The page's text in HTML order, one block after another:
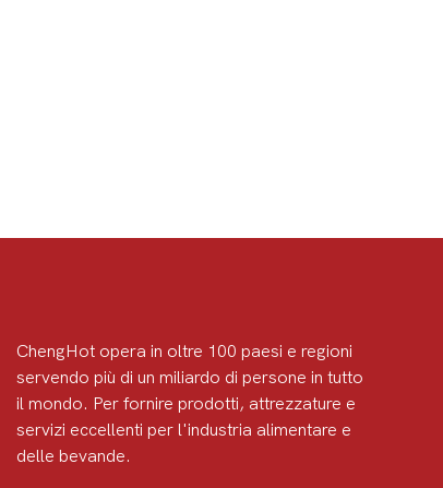
ChengHot opera in oltre 100 paesi e regioni
servendo più di un miliardo di persone in tutto
il mondo. Per fornire prodotti, attrezzature e
servizi eccellenti per l'industria alimentare e
delle bevande.